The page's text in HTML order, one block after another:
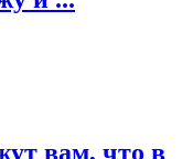
вам, что в